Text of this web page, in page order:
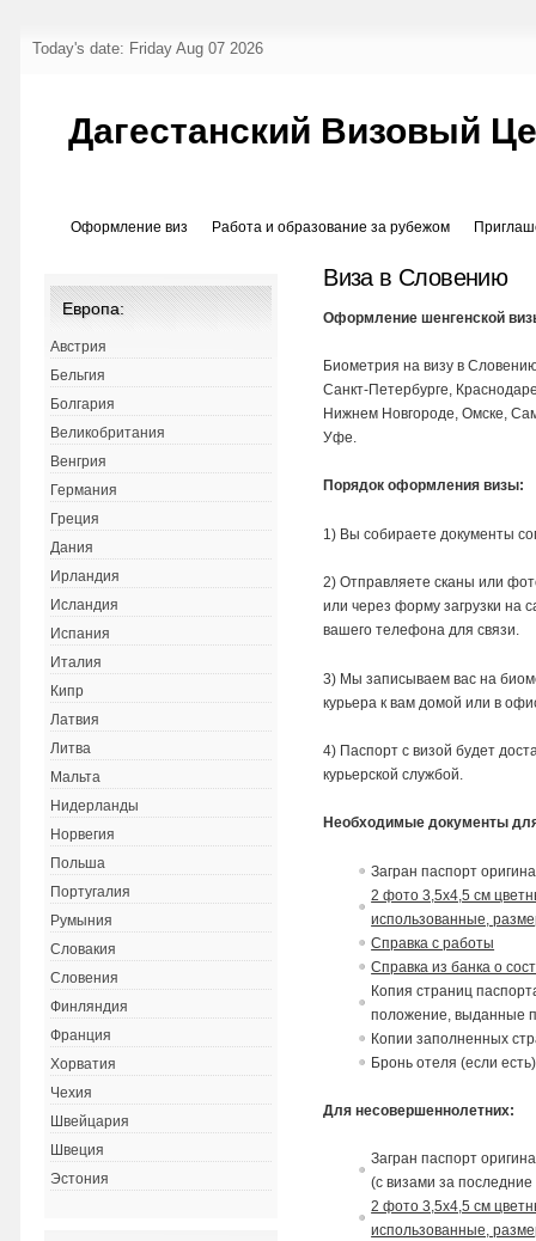
Today's date: Friday Aug 07 2026
Дагестанский Визовый
Оформление виз Работа и образование за рубежом
Виза в Словению
Оформление шенгенской
Биометрия на визу в
Санкт-Петербурге,
Нижнем Новгороде, Омске,
Уфе.
Порядок оформления визы:
1) Вы собираете документы
2) Отправляете сканы или
или через форму загрузки на
вашего телефона для связи.
3) Мы записываем вас на
курьера к вам домой или в
4) Паспорт с визой будет
курьерской службой.
Необходимые документы
Загран паспорт
2 фото 3,5х4,5 см
использованные,
Справка с работы
Справка из банка о
Копия страниц
положение,выданные
Копии заполненных
Бронь отеля (если
Для несовершеннолетних:
Загран паспорт оригина
(свизами за
2 фото 3,5х4,5 см
использованные,
Европа:
Австрия
Бельгия
Болгария
Великобритания
Венгрия
Германия
Греция
Дания
Ирландия
Исландия
Испания
Италия
Кипр
Латвия
Литва
Мальта
Нидерланды
Норвегия
Польша
Португалия
Румыния
Словакия
Словения
Финляндия
Франция
Хорватия
Чехия
Швейцария
Швеция
Эстония